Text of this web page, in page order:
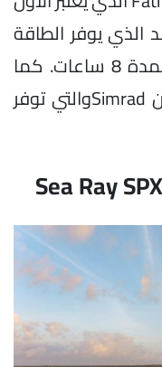
الذي يوفر الطاقة
للاكسسوارات على متن اليخت لمدة 8 ساعات. كما
يتوفر شاشات تعمل باللمس من Simradوالتي توفر